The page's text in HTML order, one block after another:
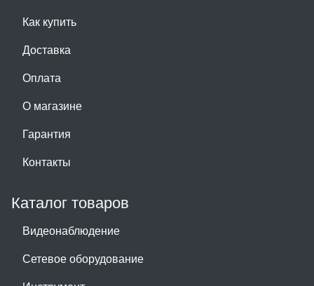
Как купить
Доставка
Оплата
О магазине
Гарантия
Контакты
Каталог товаров
Видеонаблюдение
Сетевое оборудование